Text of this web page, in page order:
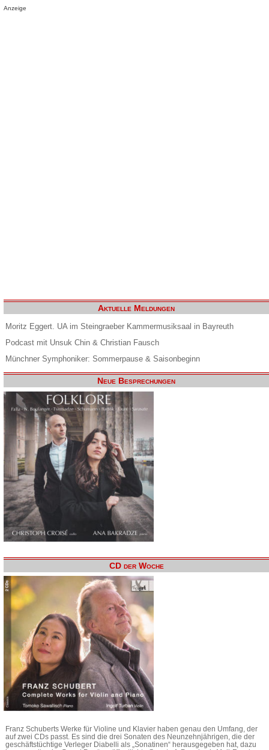
Anzeige
Aktuelle Meldungen
Moritz Eggert. UA im Steingraeber Kammermusiksaal in Bayreuth
Podcast mit Unsuk Chin & Christian Fausch
Münchner Symphoniker: Sommerpause & Saisonbeginn
Neue Besprechungen
CD der Woche
Franz Schuberts Werke für Violine und Klavier haben genau den Umfang, der
auf zwei CDs passt. Es sind die drei Sonaten des Neunzehnjährigen, die der
geschäftstüchtige Verleger Diabelli als „Sonatinen“ herausgegeben hat, dazu